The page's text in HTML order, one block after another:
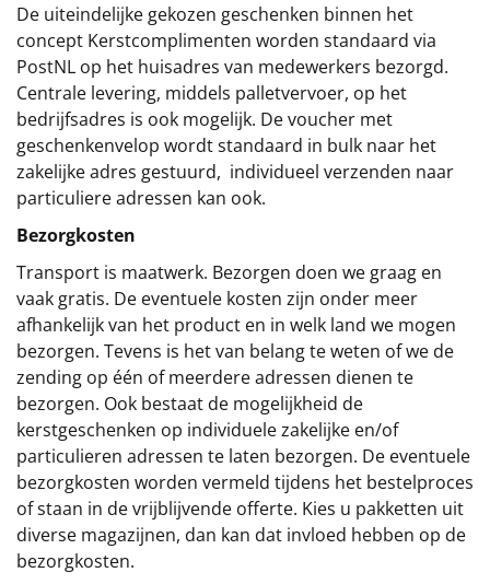
De uiteindelijke gekozen geschenken binnen het
concept Kerstcomplimenten worden standaard via
PostNL op het huisadres van medewerkers bezorgd.
Centrale levering, middels palletvervoer, op het
bedrijfsadres is ook mogelijk. De voucher met
geschenkenvelop wordt standaard in bulk naar het
zakelijke adres gestuurd, individueel verzenden naar
particuliere adressen kan ook.
Bezorgkosten
Transport is maatwerk. Bezorgen doen we graag en
vaak gratis. De eventuele kosten zijn onder meer
afhankelijk van het product en in welk land we mogen
bezorgen. Tevens is het van belang te weten of we de
zending op één of meerdere adressen dienen te
bezorgen. Ook bestaat de mogelijkheid de
kerstgeschenken op individuele zakelijke en/of
particulieren adressen te laten bezorgen. De eventuele
bezorgkosten worden vermeld tijdens het bestelproces
of staan in de vrijblijvende offerte. Kies u pakketten uit
diverse magazijnen, dan kan dat invloed hebben op de
bezorgkosten.